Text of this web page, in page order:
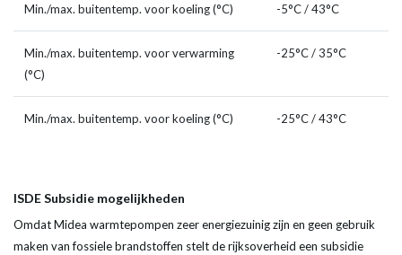
Min./max. buitentemp. voor koeling (°C) -5°C / 43°C
Min./max. buitentemp. voor verwarming
(°C)
-25°C / 35°C
Min./max. buitentemp. voor koeling (°C) -25°C / 43°C
ISDE Subsidie mogelijkheden
Omdat Midea warmtepompen zeer energiezuinig zijn en geen gebruik
maken van fossiele brandstoffen stelt de rijksoverheid een subsidie